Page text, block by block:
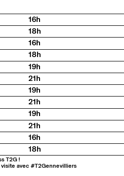
16h
18h
16h
18h
19h
21h
19h
21h
19h
21h
16h
18h
T2G !
avec #T2Gennevilliers